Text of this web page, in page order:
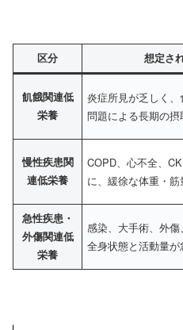
区分 想定さ
飢餓関連低
栄養
炎症所見が乏しく
問題による長期の
慢性疾患関
連低栄養
COPD、心不全、
に、緩徐な体重・
急性疾患・
外傷関連低
栄養
感染、大手術、外
全身状態と活動量